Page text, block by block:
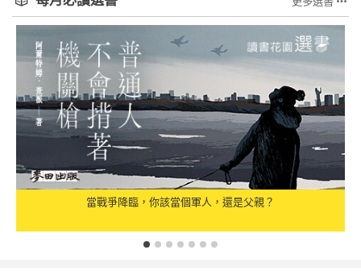
當戰爭降臨，你該當個軍人，還是父親？